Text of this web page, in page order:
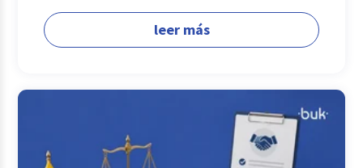
leer más